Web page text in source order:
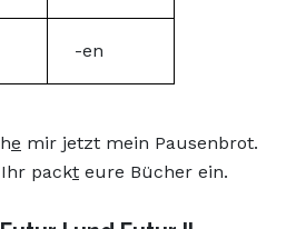
-en
e mir jetzt mein Pausenbrot.
packt eure Bücher ein.